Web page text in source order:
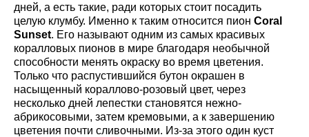
дней, а есть такие, ради которых стоит посадить
целую клумбу. Именно к таким относится пион Coral
Sunset. Его называют одним из самых красивых
коралловых пионов в мире благодаря необычной
способности менять окраску во время цветения.
Только что распустившийся бутон окрашен в
насыщенный кораллово-розовый цвет, через
несколько дней лепестки становятся нежно-
абрикосовыми, затем кремовыми, а к завершению
цветения почти сливочными. Из-за этого один куст